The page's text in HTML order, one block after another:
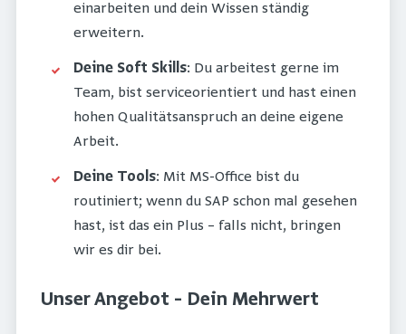
einarbeiten und dein Wissen ständig
erweitern.
Deine Soft Skills: Du arbeitest gerne im
Team, bist serviceorientiert und hast einen
hohen Qualitätsanspruch an deine eigene
Arbeit.
Deine Tools: Mit MS-Office bist du
routiniert; wenn du SAP schon mal gesehen
hast, ist das ein Plus – falls nicht, bringen
wir es dir bei.
Unser Angebot – Dein Mehrwert